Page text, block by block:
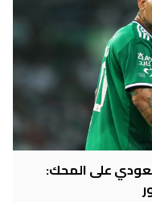
على المحك: